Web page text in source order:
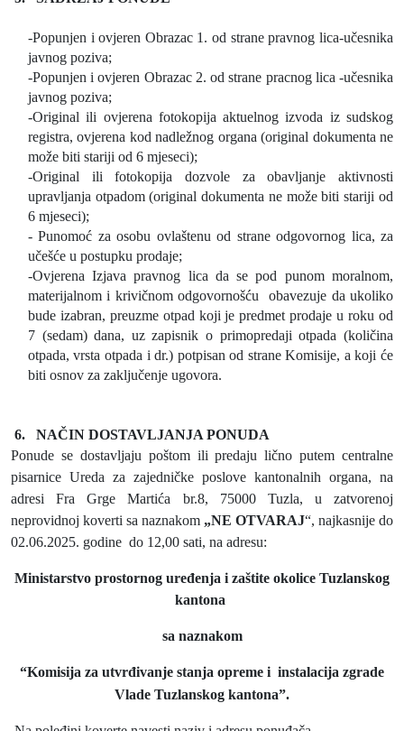
-Popunjen i ovjeren Obrazac 1. od strane pravnog lica-učesnika
javnog poziva;
-Popunjen i ovjeren Obrazac 2. od strane pracnog lica -učesnika
javnog poziva;
-Original ili ovjerena fotokopija aktuelnog izvoda iz sudskog
registra, ovjerena kod nadležnog organa (original dokumenta ne
može biti stariji od 6 mjeseci);
-Original ili fotokopija dozvole za obavljanje aktivnosti
upravljanja otpadom (original dokumenta ne može biti stariji od
6 mjeseci);
- Punomoć za osobu ovlaštenu od strane odgovornog lica, za
učešće u postupku prodaje;
-Ovjerena Izjava pravnog lica da se pod punom moralnom,
materijalnom i krivičnom odgovornošću
obavezuje da ukoliko
bude izabran, preuzme otpad koji je predmet prodaje u roku od
7 (sedam) dana, uz zapisnik o primopredaji otpada (količina
otpada, vrsta otpada i dr.) potpisan od strane Komisije, a koji će
biti osnov za zaključenje ugovora.
6.
NAČIN DOSTAVLJANJA PONUDA
Ponude se dostavljaju poštom ili predaju lično putem centralne
pisarnice Ureda za zajedničke poslove kantonalnih organa, na
adresi Fra Grge Martića br.8, 75000 Tuzla, u zatvorenoj
neprovidnoj koverti sa naznakom „NE OTVARAJ“, najkasnije do
02.06.2025. godine do 12,00 sati, na adresu:
Ministarstvo prostornog uređenja i zaštite okolice Tuzlanskog
kantona
sa naznakom
“Komisija za utvrđivanje stanja opreme i instalacija zgrade
Vlade Tuzlanskog kantona”.